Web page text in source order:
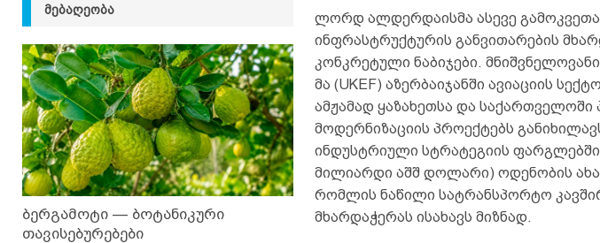
ლორდ ალდერდაისმა ასევე
ინფრასტრუქტურის განვითარების
კონკრეტული ნაბიჯები.
მა (UKEF) აზერბაიჯანში ავიაციის
ამჟამად ყაზახეთსა და საქართველოში
მოდერნიზაციის პროექტებს
ინდუსტრიული სტრატეგიის
მილიარდი აშშ დოლარი) ოდენობის
რომლის ნაწილი სატრანსპორტო
მხარდაჭერას ისახავს მიზნად.
ᲛᲔᲑᲐᲦᲔᲝᲑᲐ
ბერგამოტი — ბოტანიკური
თავისებურებები